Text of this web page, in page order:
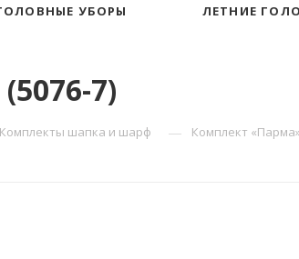
УБОРЫ ЛЕТНИЕ
7)
Комплекты шапка и шарф — Комплект